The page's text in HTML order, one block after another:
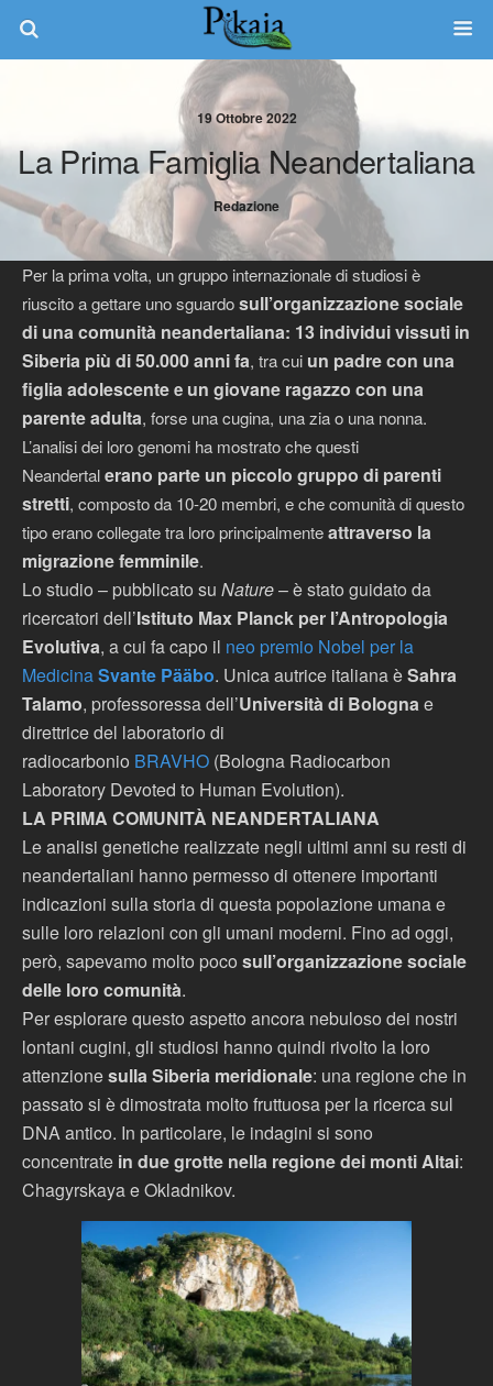
19 Ottobre 2022
La Prima Famiglia Neandertaliana
Redazione
Per la prima volta, un gruppo internazionale di studiosi è
riuscito a gettare uno sguardosull’organizzazione sociale
di una comunità neandertaliana: 13 individui vissuti in
Siberia più di 50.000 anni fa, tra cui un padre con una
figlia adolescentee un giovane ragazzo con una
parente adulta, forse una cugina, una zia o una nonna.
L’analisi dei loro genomi ha mostrato che questi
Neandertalerano parte un piccolo gruppo di parenti
stretti, composto da 10-20 membri, e che comunità di questo
tipo erano collegate tra loro principalmenteattraverso la
migrazione femminile.
Lo studio – pubblicato su Nature– è stato guidato da
ricercatori dell’Istituto Max Planck per l’Antropologia
Evolutiva, a cui fa capo il neo premio Nobel per la
MedicinaSvante Pääbo. Unica autrice italiana èSahra
Talamo, professoressa dell’Università di Bolognae
direttrice del laboratorio di
radiocarbonio BRAVHO (Bologna Radiocarbon
Laboratory Devoted to Human Evolution).
LA PRIMA COMUNITÀ NEANDERTALIANA
Le analisi genetiche realizzate negli ultimi anni su resti di
neandertaliani hanno permesso di ottenere importanti
indicazioni sulla storia di questa popolazione umana e
sulle loro relazioni con gli umani moderni. Fino ad oggi,
però, sapevamo molto poco sull’organizzazione sociale
delle loro comunità.
Per esplorare questo aspetto ancora nebuloso dei nostri
lontani cugini, gli studiosi hanno quindi rivolto la loro
attenzionesulla Siberia meridionale: una regione che in
passato si è dimostrata molto fruttuosa per la ricerca sul
DNA antico. In particolare, le indagini si sono
concentrate in due grotte nella regione dei monti Altai:
Chagyrskaya e Okladnikov.